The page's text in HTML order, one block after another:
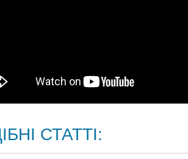
СТАТТІ: